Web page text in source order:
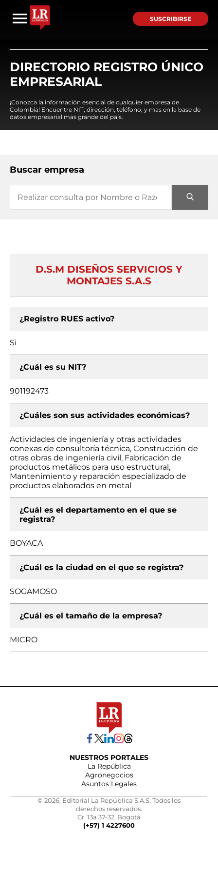
SUSCRIBIRSE
DIRECTORIO REGISTRO ÚNICO
EMPRESARIAL
¡Conozca la información esencial de cualquier empresa de
Colombia! Encuentre NIT, dirección, teléfono, y mas en la base de
datos empresarial mas grande del país.
Buscar empresa
D.S.M DISEÑOS SERVICIOS Y
MONTAJES S.A.S
¿Registro RUES activo?
Si
¿Cuál es su NIT?
901192473
¿Cuáles son sus actividades económicas?
Actividades de ingeniería y otras actividades
conexas de consultoría técnica, Construcción de
otras obras de ingeniería civil, Fabricación de
productos metálicos para uso estructural,
Mantenimiento y reparación especializado de
productos elaborados en metal
¿Cuál es el departamento en el que se
registra?
BOYACA
¿Cuál es la ciudad en el que se registra?
SOGAMOSO
¿Cuál es el tamaño de la empresa?
MICRO
NUESTROS PORTALES
La República
Agronegocios
Asuntos Legales
© 2026, Editorial La República S.A.S. Todos los
derechos reservados.
Cr. 13a 37-32, Bogotá
(+57) 1 4227600